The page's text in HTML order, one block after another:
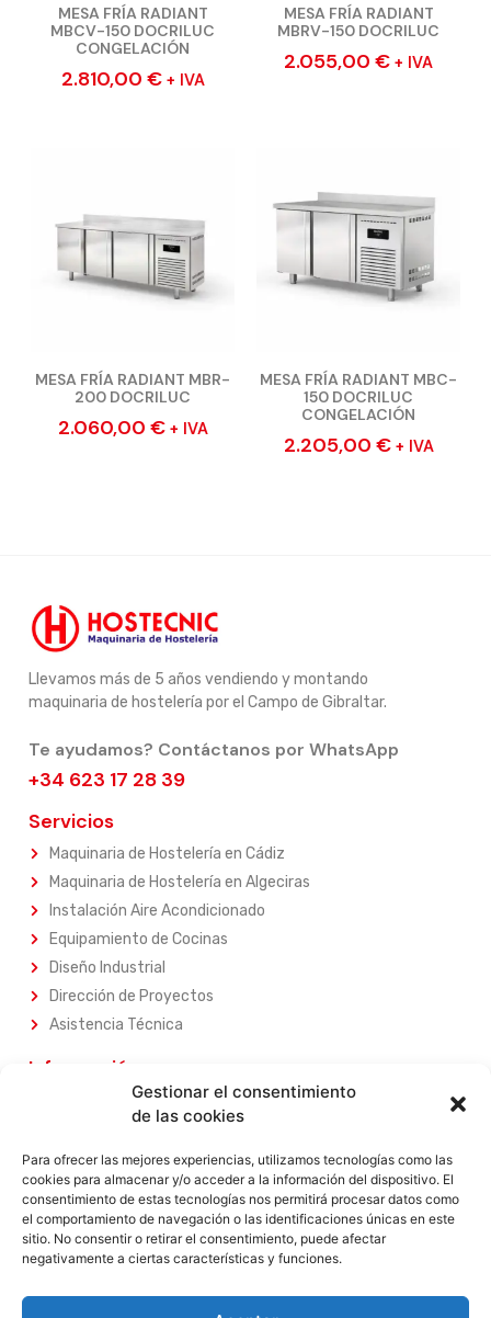
Gestionar el consentimiento
de las cookies
Para ofrecer las mejores experiencias, utilizamos tecnologías como las
cookies para almacenar y/o acceder a la información del dispositivo. El
consentimiento de estas tecnologías nos permitirá procesar datos como
el comportamiento de navegación o las identificaciones únicas en este
sitio. No consentir o retirar el consentimiento, puede afectar
negativamente a ciertas características y funciones.
MESA FRÍA RADIANT
MBCV-150 DOCRILUC
CONGELACIÓN
2.810,00 € + IVA
MESA FRÍA RADIANT
MBRV-150 DOCRILUC
2.055,00 € + IVA
MESA FRÍA RADIANT MBR-
200 DOCRILUC
2.060,00 € + IVA
MESA FRÍA RADIANT MBC-
150 DOCRILUC
CONGELACIÓN
2.205,00 € + IVA
Llevamos más de 5 años vendiendo y montando
maquinaria de hostelería por el Campo de Gibraltar.
Te ayudamos? Contáctanos por WhatsApp
+34 623 17 28 39
Servicios
Maquinaria de Hostelería en Cádiz
Maquinaria de Hostelería en Algeciras
Instalación Aire Acondicionado
Equipamiento de Cocinas
Diseño Industrial
Dirección de Proyectos
Asistencia Técnica
Información
Sobre Nosotros
Nuestros Servicios
Nuestros Productos
Contacta con Nosotros
Legal
Aviso Legal